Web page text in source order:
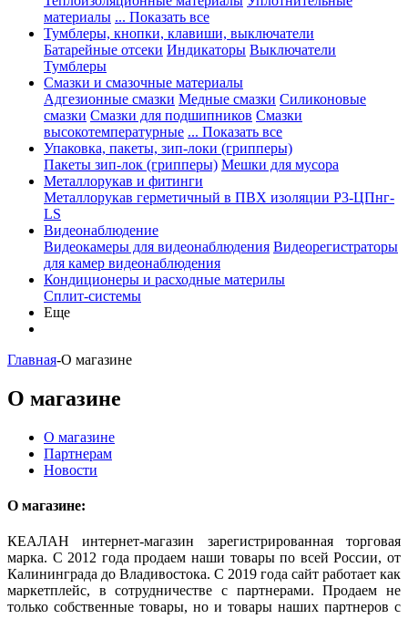
материалы ... Показать все
Тумблеры, кнопки, клавиши, выключатели
Батарейные отсеки Индикаторы Выключатели
Тумблеры
Смазки и смазочные материалы
Адгезионные смазки Медные смазки Силиконовые
смазки Смазки для подшипников Смазки
высокотемпературные ... Показать все
Упаковка, пакеты, зип-локи (грипперы)
Пакеты зип-лок (грипперы) Мешки для мусора
Металлорукав и фитинги
Металлорукав герметичный в ПВХ изоляции Р3-ЦПнг-
LS
Видеонаблюдение
Видеокамеры для видеонаблюдения Видеорегистраторы
для камер видеонаблюдения
Кондиционеры и расходные материлы
Сплит-системы
Еще
Главная-О магазине
О магазине
О магазине
Партнерам
Новости
О магазине:
КЕАЛАН интернет-магазин зарегистрированная торговая
марка. С 2012 года продаем наши товары по всей России, от
Калининграда до Владивостока. С 2019 года сайт работает как
маркетплейс, в сотрудничестве с партнерами. Продаем не
только собственные товары, но и товары наших партнеров с